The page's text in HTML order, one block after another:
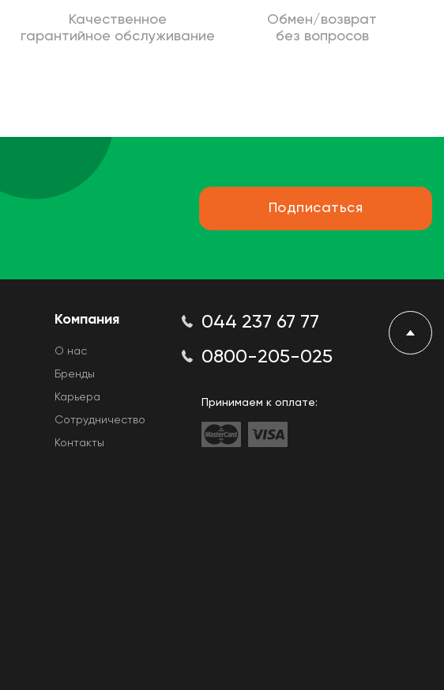
Качественное
гарантийное обслуживание
Обмен/возврат
без вопросов
Подписаться
Компания
O нас
Бренды
Карьера
Сотрудничество
Контакты
044 237 67 77
0800-205-025
Принимаем к оплате: